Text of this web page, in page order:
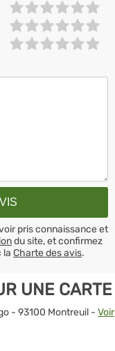
pris connaissance et
du site, et confirmez
la Charte des avis.
UNE CARTE
- 93100 Montreuil - Voir